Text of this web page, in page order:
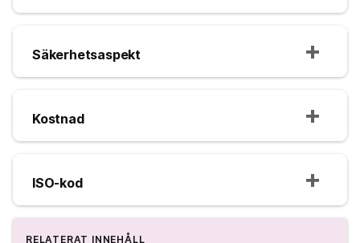
Säkerhetsaspekt
Kostnad
ISO-kod
RELATERAT INNEHÅLL